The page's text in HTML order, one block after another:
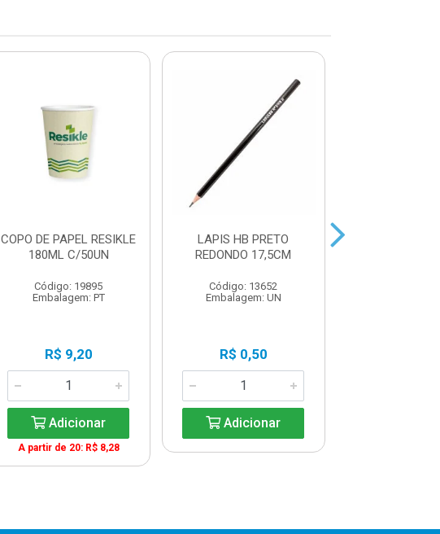
COPO DE PAPEL RESIKLE
180ML C/50UN
Código: 19895
Embalagem: PT
R$ 9,20
Adicionar
A partir de 20: R$ 8,28
LAPIS HB PRETO
REDONDO 17,5CM
Código: 13652
Embalagem: UN
R$ 0,50
Adicionar